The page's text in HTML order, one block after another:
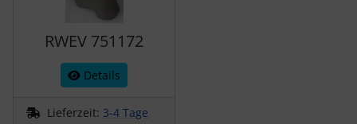
RWEV 751172
Details
Lieferzeit: 3-4 Tage